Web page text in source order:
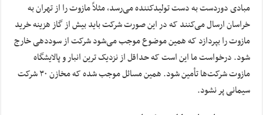
مبادی دوردست به دست تولیدکننده می‌رسد، مثلاً مازوت را از تهران به
خراسان ارسال می‌کنند که در این صورت شرکت باید بیش از گاز هزینه خرید
مازوت را بپردازد که همین موضوع موجب می‌شود شرکت از سوددهی خارج
شود. درخواست ما این است که حداقل از نزدیک ترین انبار و پالایشگاه
مازوت شرکت‌ها تأمین شود. همین مسائل موجب شده که مخازن ۳۰ شرکت
سیمانی پر نشود.